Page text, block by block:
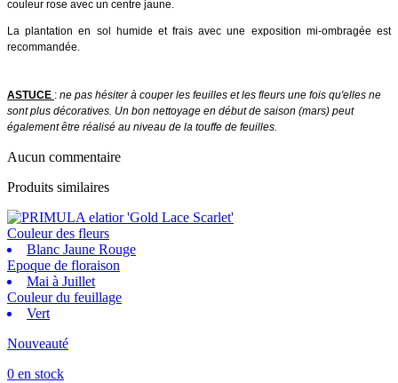
couleur rose avec un centre jaune.
La plantation en sol humide et frais avec une exposition mi-ombragée est
recommandée.
ASTUCE : ne pas hésiter à couper les feuilles et les fleurs une fois qu'elles ne
sont plus décoratives. Un bon nettoyage en début de saison (mars) peut
également être réalisé au niveau de la touffe de feuilles.
Aucun commentaire
Produits similaires
Couleur des fleurs
Blanc Jaune Rouge
Epoque de floraison
Mai à Juillet
Couleur du feuillage
Vert
Nouveauté
0 en stock